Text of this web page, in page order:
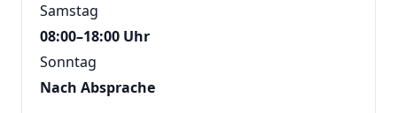
Samstag
08:00–18:00 Uhr
Sonntag
Nach Absprache